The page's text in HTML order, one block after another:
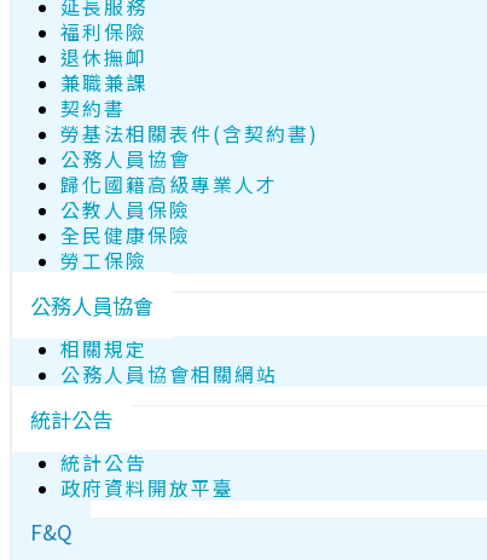
延長服務
福利保險
退休撫卹
兼職兼課
契約書
勞基法相關表件(含契約書)
公務人員協會
歸化國籍高級專業人才
公教人員保險
全民健康保險
勞工保險
公務人員協會
相關規定
公務人員協會相關網站
統計公告
統計公告
政府資料開放平臺
F&Q